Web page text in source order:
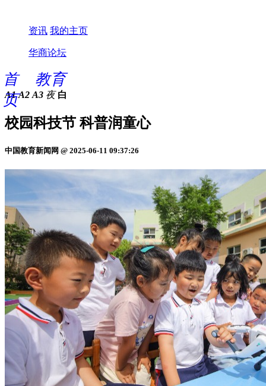
资讯 我的主页
华商论坛
首
页
教育
A1 A2 A3 夜 白
校园科技节 科普润童心
中国教育新闻网 @ 2025-06-11 09:37:26